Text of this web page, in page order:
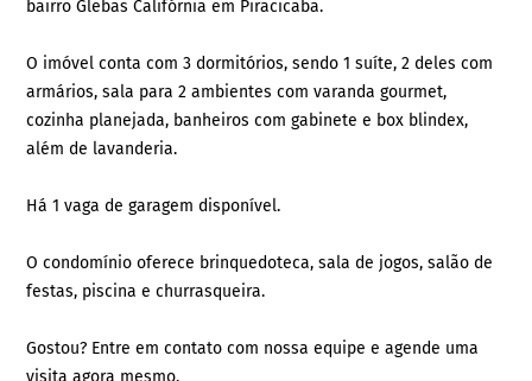
bairro Glebas Califórnia em Piracicaba.
O imóvel conta com 3 dormitórios, sendo 1 suíte, 2 deles com
armários, sala para 2 ambientes com varanda gourmet,
cozinha planejada, banheiros com gabinete e box blindex,
além de lavanderia.
Há 1 vaga de garagem disponível.
O condomínio oferece brinquedoteca, sala de jogos, salão de
festas, piscina e churrasqueira.
Gostou? Entre em contato com nossa equipe e agende uma
visita agora mesmo.